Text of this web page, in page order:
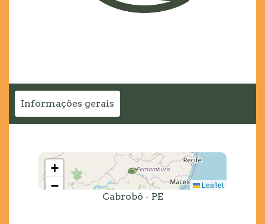
Informações gerais
+
−
Leaflet
Cabrobó - PE